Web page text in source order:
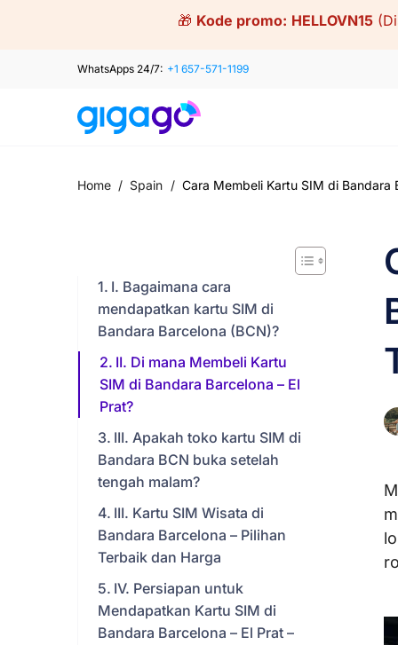
🎁 Kode promo: HELLOVN15
WhatsApps 24/7: +1 657-571-1199
Home / Spain / Cara Membeli Kartu SIM di Bandara
I. Bagaimana cara
mendapatkan kartu SIM di
Bandara Barcelona (BCN)?
II. Di mana Membeli Kartu
SIM di Bandara Barcelona – El
Prat?
III. Apakah toko kartu SIM di
Bandara BCN buka setelah
tengah malam?
III. Kartu SIM Wisata di
Bandara Barcelona – Pilihan
Terbaik dan Harga
IV. Persiapan untuk
Mendapatkan Kartu SIM di
Bandara Barcelona – El Prat –